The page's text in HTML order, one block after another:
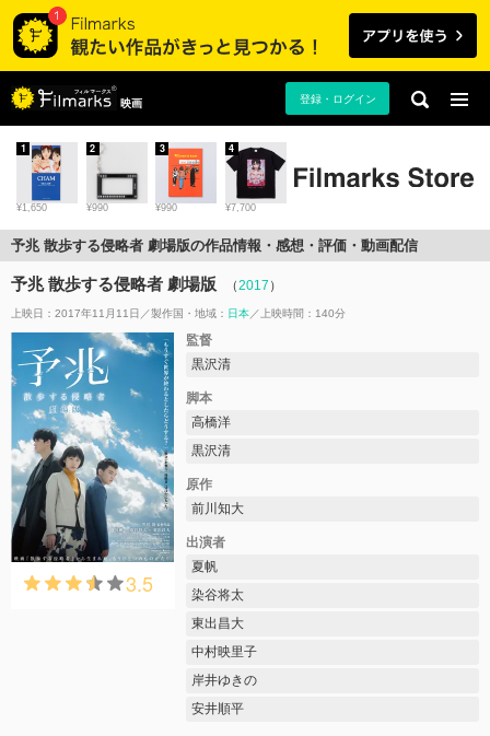
映画 登録・ログイン
¥1,650
1
¥990
2
¥990
3
¥7,700
4
予兆 散歩する侵略者 劇場版の作品情報・感想・評価・動画配信
予兆 散歩する侵略者 劇場版 （2017 ）
上映日：2017年11月11日 製作国・地域： 日本 上映時間：140分
3.5
監督
黒沢清
脚本
高橋洋
黒沢清
原作
前川知大
出演者
夏帆
染谷将太
東出昌大
中村映里子
岸井ゆきの
安井順平